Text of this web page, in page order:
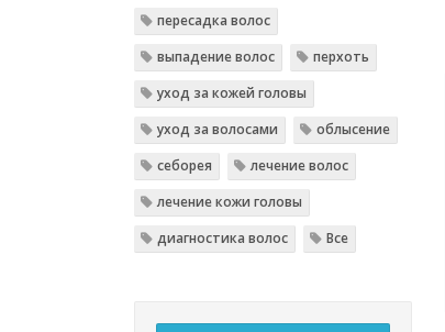
пересадка волос
выпадение волос
перхоть
уход за кожей головы
уход за волосами
облысение
себорея
лечение волос
лечение кожи головы
диагностика волос
Все